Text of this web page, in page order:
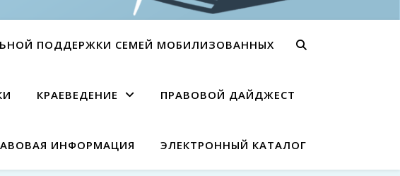
ПОДДЕРЖКИ СЕМЕЙ МОБИЛИЗОВАННЫХ
КРАЕВЕДЕНИЕ ПРАВОВОЙ ДАЙДЖЕСТ
ИНФОРМАЦИЯ ЭЛЕКТРОННЫЙ КАТАЛОГ